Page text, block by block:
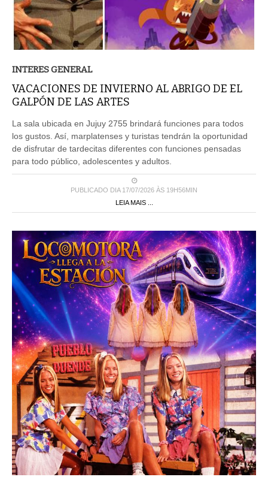
INTERES GENERAL
VACACIONES DE INVIERNO AL ABRIGO DE EL
GALPÓN DE LAS ARTES
La sala ubicada en Jujuy 2755 brindará funciones para todos
los gustos. Así, marplatenses y turistas tendrán la oportunidad
de disfrutar de tardecitas diferentes con funciones pensadas
para todo público, adolescentes y adultos.
PUBLICADO DIA 17/07/2026 ÀS 19H56MIN
LEIA MAIS ...